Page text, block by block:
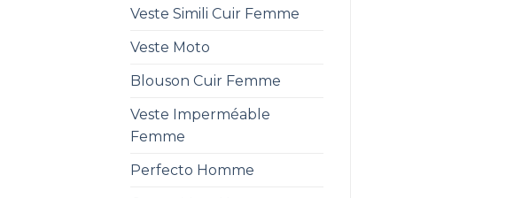
Veste Simili Cuir Femme
Veste Moto
Blouson Cuir Femme
Veste Imperméable
Femme
Perfecto Homme